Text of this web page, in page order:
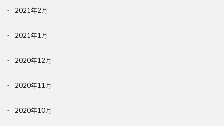
2021年2月
2021年1月
2020年12月
2020年11月
2020年10月